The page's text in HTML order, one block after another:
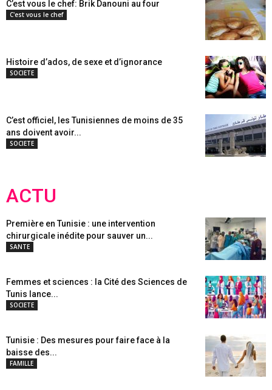
C’est vous le chef: Brik Danouni au four
C'est vous le chef
Histoire d’ados, de sexe et d’ignorance
SOCIETE
C’est officiel, les Tunisiennes de moins de 35
ans doivent avoir...
SOCIETE
ACTU
Première en Tunisie : une intervention
chirurgicale inédite pour sauver un...
SANTE
Femmes et sciences : la Cité des Sciences de
Tunis lance...
SOCIETE
Tunisie : Des mesures pour faire face à la
baisse des...
FAMILLE